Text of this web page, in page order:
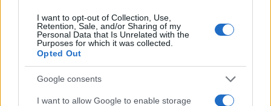
I want to opt-out of Collection, Use,
Retention, Sale, and/or Sharing of my
Personal Data that Is Unrelated with the
Purposes for which it was collected.
Opted Out
Google consents
I want to allow Google to enable storage
MAKEUP